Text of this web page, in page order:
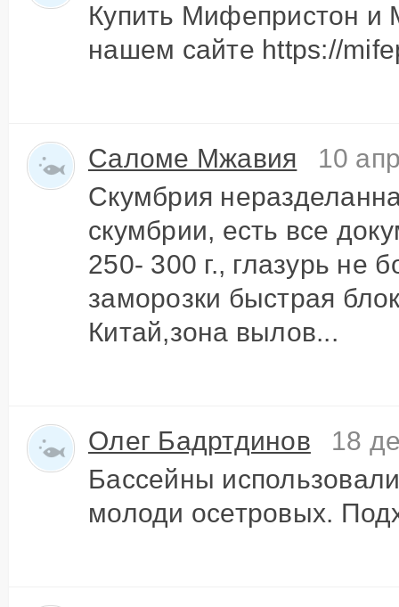
Купить Мифепристон и
нашем сайте https://
Саломе Мжавия
10
Скумбрия
скумбрии, есть все
250- 300 г., глазурь не
заморозки быстрая
Китай,зона вылов...
Олег Бадртдинов
18
Бассейны
молоди осетровых.